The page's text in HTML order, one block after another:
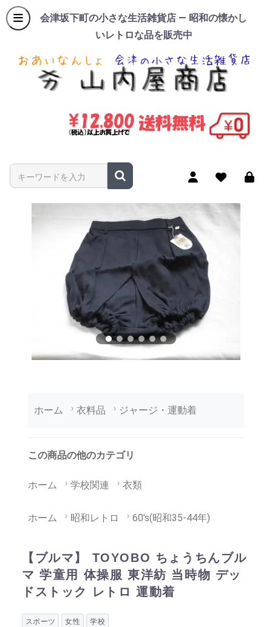
会津坂下町の小さな生活雑貨店 — 昭和の懐かし
いレトロな品を販売中
商品名やキーワードを入力
ホーム 衣料品 ジャージ・運動着
この商品の他のカテゴリ
ホーム 学校関連 衣類
ホーム 昭和レトロ 60's(昭和35-44年)
【ブルマ】 TOYOBO ちょうちんブル
マ 学童用 体操服 東洋紡 当時物 デッ
ドストック レトロ 運動着
スポーツ 女性 学校